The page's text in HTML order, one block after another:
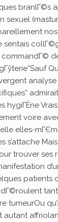
branlГ©s
sexuel
sentais
commandГ©
analyse
hygiГЁne
voire
elles-
s’attache
trouver ses
patients
dГ©roulent
tumeurOu
autant